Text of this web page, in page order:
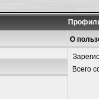
О
Всего